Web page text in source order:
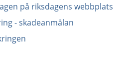
på riksdagens webbplats
- skadeanmälan